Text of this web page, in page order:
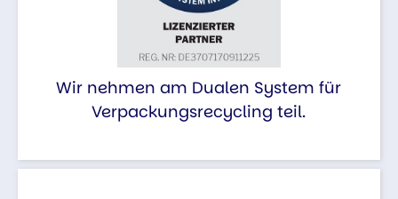
Wir nehmen am Dualen System für
Verpackungsrecycling teil.